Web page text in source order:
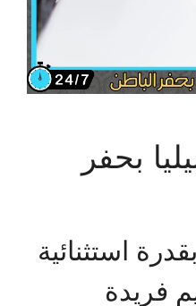
بحفر
استثنائية
فريدة